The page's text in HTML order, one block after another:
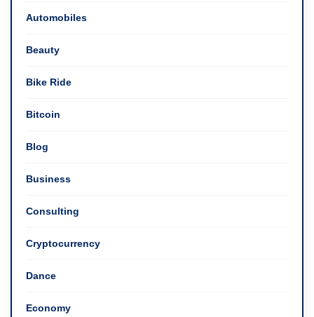
Automobiles
Beauty
Bike Ride
Bitcoin
Blog
Business
Consulting
Cryptocurrency
Dance
Economy